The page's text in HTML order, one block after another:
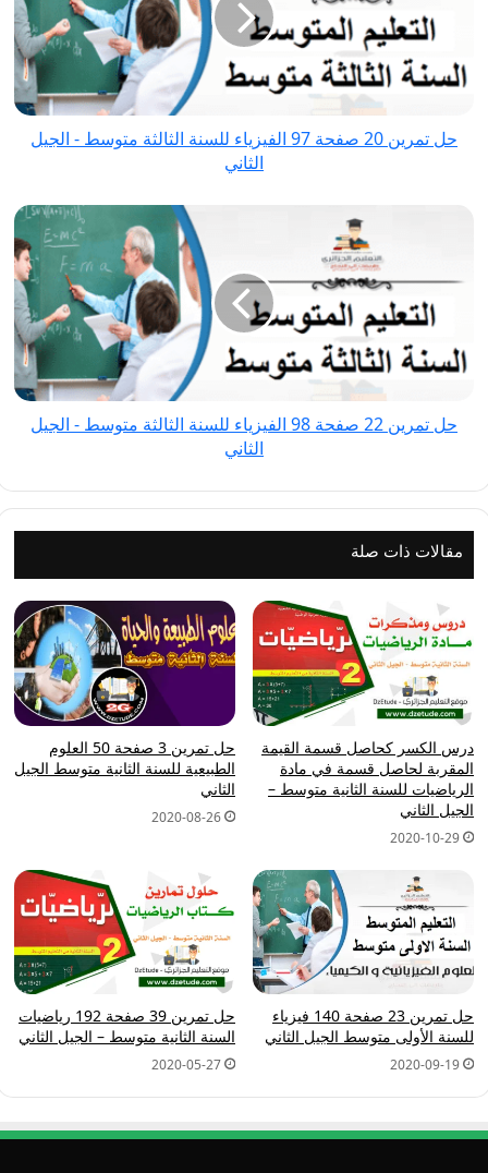
الفيزياء
للسنة
متوسط
حل تمرين 20 صفحة 97 الفيزياء للسنة الثالثة متوسط - الجيل
الثاني
الفيزياء
للسنة
متوسط
الثاني
حل تمرين 22 صفحة 98 الفيزياء للسنة الثالثة متوسط - الجيل
الثاني
مقالات ذات صلة
درس الكسر كحاصل قسمة القيمة
المقربة لحاصل قسمة في مادة
الرياضيات للسنة الثانية متوسط –
الجيل الثاني
2020-10-29
حل تمرين 3 صفحة 50 العلوم
الطبيعية للسنة الثانية متوسط الجيل
الثاني
2020-08-26
حل تمرين 23 صفحة 140 فيزياء
للسنة الأولى متوسط الجيل الثاني
2020-09-19
حل تمرين 39 صفحة 192 رياضيات
السنة الثانية متوسط – الجيل الثاني
2020-05-27